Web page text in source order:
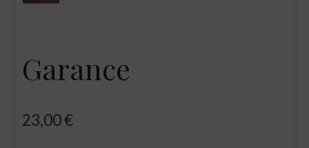
Garance
23,00€